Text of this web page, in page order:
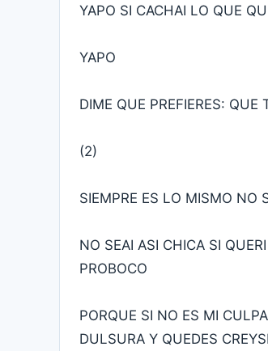
YAPO SI CACHAI LO QUE
YAPO
DIME QUE PREFIERES:
(2)
SIEMPRE ES LO MISMO NO
NO SEAI ASI CHICA SI
PROBOCO
PORQUE SI NO ES MI
DULSURA Y QUEDES